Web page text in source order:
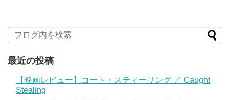
最近の投稿
【映画レビュー】コート・スティーリング ／ Caught
Stealing